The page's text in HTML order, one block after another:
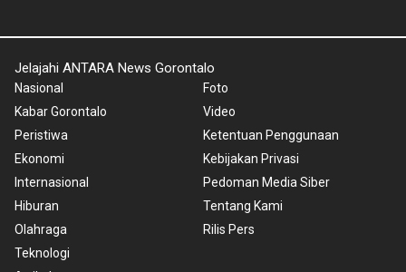
Jelajahi ANTARA News Gorontalo
Nasional
Kabar Gorontalo
Peristiwa
Ekonomi
Internasional
Hiburan
Olahraga
Teknologi
Foto
Video
Ketentuan Penggunaan
Kebijakan Privasi
Pedoman Media Siber
Tentang Kami
Rilis Pers